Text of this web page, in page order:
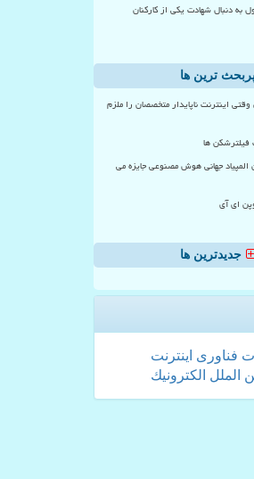
به دنبال شهادت یکی از کارکنان
ترین ها
اینترنت ناپایدار متخصصان را ملزم
ها
المپیاد جهانی هوش مصنوعی جایزه می
ای آی
جدیدترین ها
فناوری اینترنت
الملل الكترونیك